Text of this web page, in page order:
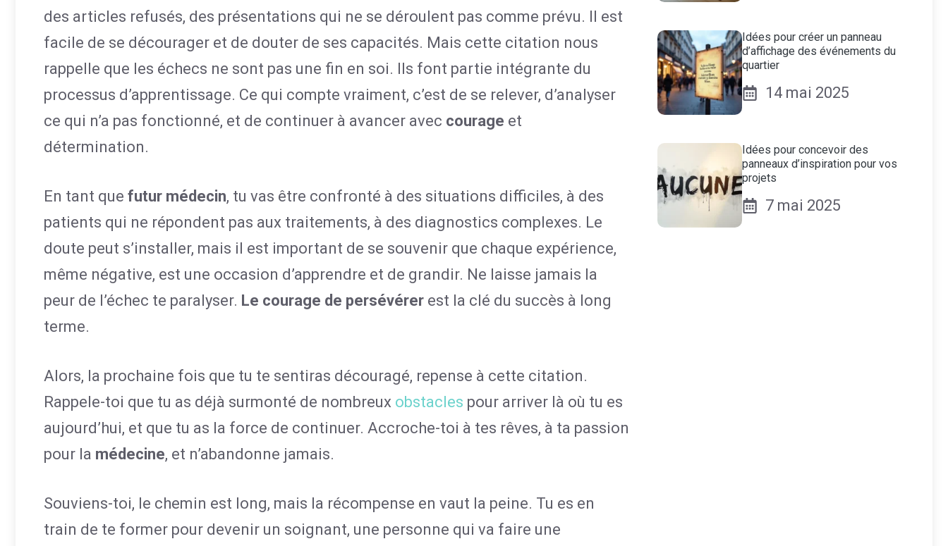
des articles refusés, des présentations qui ne se déroulent pas comme prévu. Il est
facile de se décourager et de douter de ses capacités. Mais cette citation nous
rappelle que les échecs ne sont pas une fin en soi. Ils font partie intégrante du
processus d’apprentissage. Ce qui compte vraiment, c’est de se relever, d’analyser
ce qui n’a pas fonctionné, et de continuer à avancer avec courage et
détermination.
En tant que futur médecin, tu vas être confronté à des situations difficiles, à des
patients qui ne répondent pas aux traitements, à des diagnostics complexes. Le
doute peut s’installer, mais il est important de se souvenir que chaque expérience,
même négative, est une occasion d’apprendre et de grandir. Ne laisse jamais la
peur de l’échec te paralyser. Le courage de persévérer est la clé du succès à long
terme.
Alors, la prochaine fois que tu te sentiras découragé, repense à cette citation.
Rappele-toi que tu as déjà surmonté de nombreux obstacles pour arriver là où tu es
aujourd’hui, et que tu as la force de continuer. Accroche-toi à tes rêves, à ta passion
pour la médecine, et n’abandonne jamais.
Souviens-toi, le chemin est long, mais la récompense en vaut la peine. Tu es en
train de te former pour devenir un soignant, une personne qui va faire une
Idées pour créer un panneau
d’affichage des événements du
quartier
14 mai 2025
Idées pour concevoir des
panneaux d’inspiration pour vos
projets
7 mai 2025